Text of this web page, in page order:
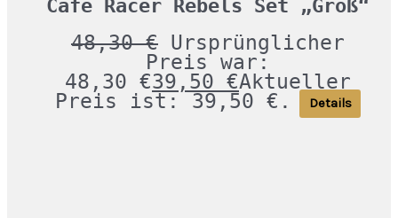
Cafe Racer Rebels Set „Groß“
48,30€ Ursprünglicher
Preis war:
48,30 €39,50 €Aktueller
Preis ist: 39,50 €.
Details